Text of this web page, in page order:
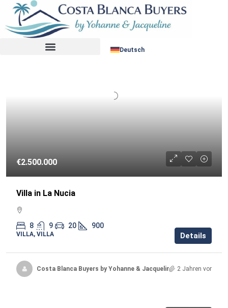
Deutsch
Sortiere nach:
WIEDERVERKAUF
€2.500.000
Villa in La Nucia
8 9 20 900
VILLA, VILLA Details
Costa Blanca Buyers by Yohanne & Jacqueline 2 Jahren vor